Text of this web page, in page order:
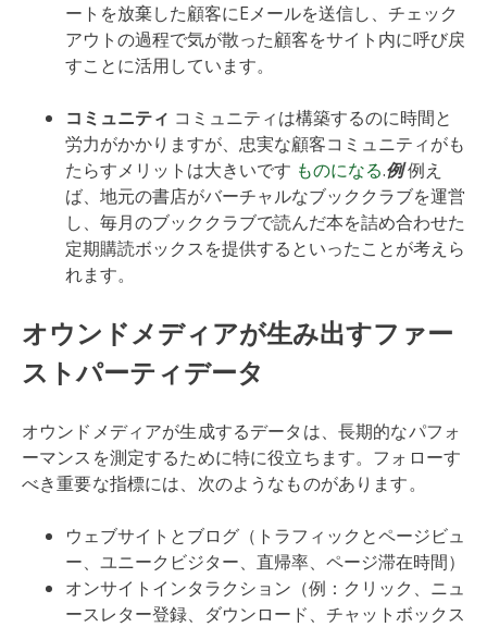
ートを放棄した顧客にEメールを送信し、チェック
アウトの過程で気が散った顧客をサイト内に呼び戻
すことに活用しています。
コミュニティ コミュニティは構築するのに時間と
労力がかかりますが、忠実な顧客コミュニティがも
たらすメリットは大きいです ものになる.例例え
ば、地元の書店がバーチャルなブッククラブを運営
し、毎月のブッククラブで読んだ本を詰め合わせた
定期購読ボックスを提供するといったことが考えら
れます。
オウンドメディアが生み出すファー
ストパーティデータ
オウンドメディアが生成するデータは、長期的なパフォ
ーマンスを測定するために特に役立ちます。フォローす
べき重要な指標には、次のようなものがあります。
ウェブサイトとブログ（トラフィックとページビュ
ー、ユニークビジター、直帰率、ページ滞在時間）
オンサイトインタラクション（例：クリック、ニュ
ースレター登録、ダウンロード、チャットボックス